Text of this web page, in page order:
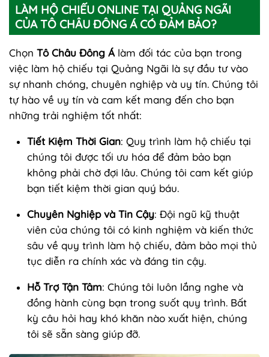
LÀM HỘ CHIẾU ONLINE TẠI QUẢNG NGÃI
CỦA TÔ CHÂU ĐÔNG Á CÓ ĐẢM BẢO?
Chọn Tô Châu Đông Álàm đối tác của bạn trong
việc làm hộ chiếu tại Quảng Ngãi là sự đầu tư vào
sự nhanh chóng, chuyên nghiệp và uy tín. Chúng tôi
tự hào về uy tín và cam kết mang đến cho bạn
những trải nghiệm tốt nhất:
Tiết Kiệm Thời Gian: Quy trình làm hộ chiếu tại
chúng tôi được tối ưu hóa để đảm bảo bạn
không phải chờ đợi lâu. Chúng tôi cam kết giúp
bạn tiết kiệm thời gian quý báu.
Chuyên Nghiệp và Tin Cậy: Đội ngũ kỹ thuật
viên của chúng tôi có kinh nghiệm và kiến thức
sâu về quy trình làm hộ chiếu, đảm bảo mọi thủ
tục diễn ra chính xác và đáng tin cậy.
Hỗ Trợ Tận Tâm: Chúng tôi luôn lắng nghe và
đồng hành cùng bạn trong suốt quy trình. Bất
kỳ câu hỏi hay khó khăn nào xuất hiện, chúng
tôi sẽ sẵn sàng giúp đỡ.